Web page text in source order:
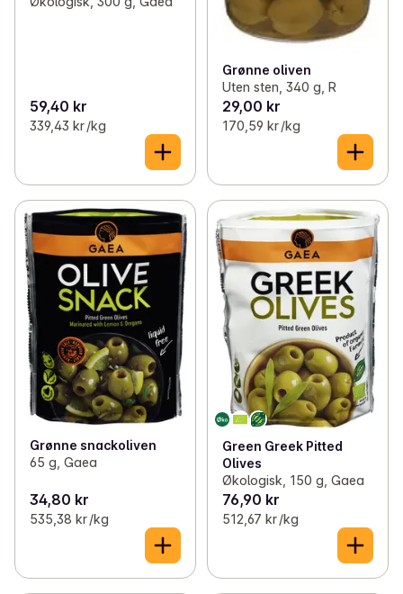
59,40 kr
339,43 kr /kg
Grønne oliven
Uten sten, 340 g, R
29,00 kr
170,59 kr /kg
Grønne snackoliven
65 g, Gaea
34,80 kr
535,38 kr /kg
Green Greek Pitted
Olives
Økologisk, 150 g, Gaea
76,90 kr
512,67 kr /kg